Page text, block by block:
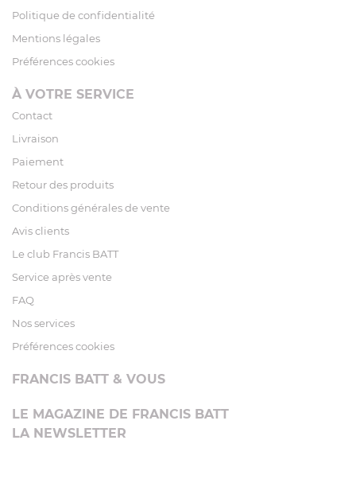
Politique de confidentialité
Mentions légales
Préférences cookies
À VOTRE SERVICE
Contact
Livraison
Paiement
Retour des produits
Conditions générales de vente
Avis clients
Le club Francis BATT
Service après vente
FAQ
Nos services
Préférences cookies
FRANCIS BATT & VOUS
LE MAGAZINE DE FRANCIS BATT
LA NEWSLETTER